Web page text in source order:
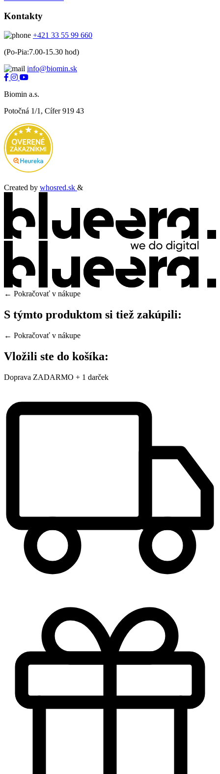
Kontakty
+421 33 55 99 660
(Po-Pia:7.00-15.30 hod)
info@biomin.sk
Biomin a.s.
Potočná 1/1, Cífer 919 43
Created by whosred.sk &
← Pokračovať v nákupe
S týmto produktom si tiež zakúpili:
← Pokračovať v nákupe
Vložili ste do košíka:
Doprava ZADARMO + 1 darček